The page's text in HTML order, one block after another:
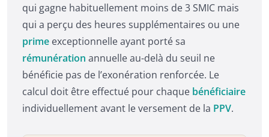
qui gagne habituellement moins de 3 SMIC mais
qui a perçu des heures supplémentaires ou une
prime exceptionnelle ayant porté sa
rémunération annuelle au-delà du seuil ne
bénéficie pas de l’exonération renforcée. Le
calcul doit être effectué pour chaque bénéficiaire
individuellement avant le versement de la PPV.